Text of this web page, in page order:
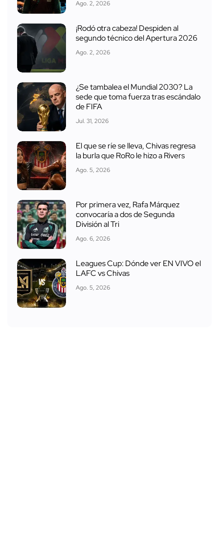
Ago. 2, 2026
¡Rodó otra cabeza! Despiden al
segundo técnico del Apertura 2026
Ago. 2, 2026
¿Se tambalea el Mundial 2030? La
sede que toma fuerza tras escándalo
de FIFA
Jul. 31, 2026
El que se ríe se lleva, Chivas regresa
la burla que RoRo le hizo a Rivers
Ago. 5, 2026
Por primera vez, Rafa Márquez
convocaría a dos de Segunda
División al Tri
Ago. 6, 2026
Leagues Cup: Dónde ver EN VIVO el
LAFC vs Chivas
Ago. 5, 2026